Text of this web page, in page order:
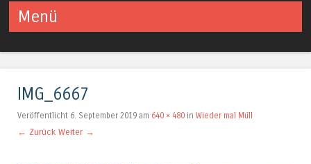
Menü
IMG_6667
Veröffentlicht 6. September 2019 am 640 × 480 in Wieder mal Müll
← Zurück Weiter →